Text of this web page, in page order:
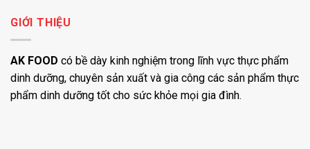
GIỚI THIỆU
AK FOOD có bề dày kinh nghiệm trong lĩnh vực thực phẩm
dinh dưỡng, chuyên sản xuất và gia công các sản phẩm thực
phẩm dinh dưỡng tốt cho sức khỏe mọi gia đình.